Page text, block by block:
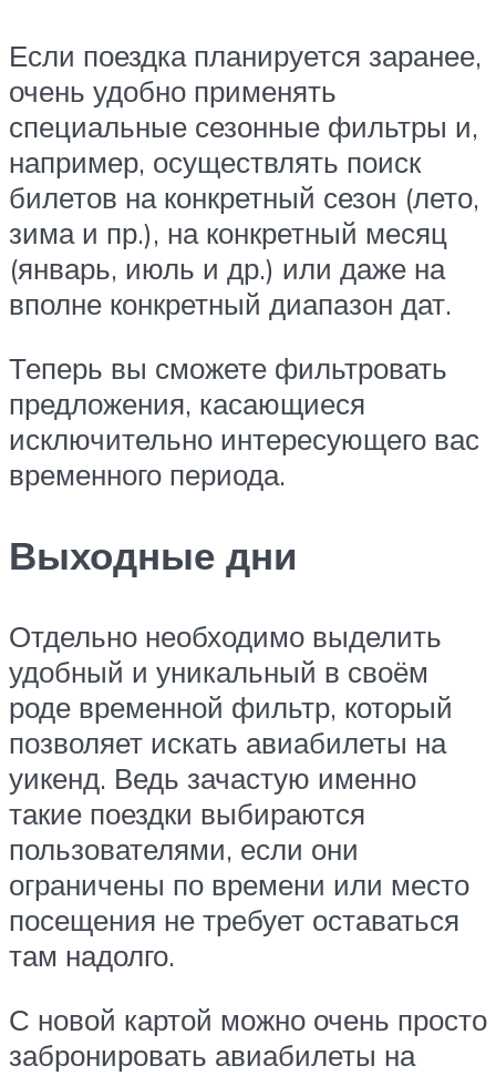
Если поездка планируется заранее,
очень удобно применять
специальные сезонные фильтры и,
например, осуществлять поиск
билетов на конкретный сезон (лето,
зима и пр.), на конкретный месяц
(январь, июль и др.) или даже на
вполне конкретный диапазон дат.
Теперь вы сможете фильтровать
предложения, касающиеся
исключительно интересующего вас
временного периода.
Выходные дни
Отдельно необходимо выделить
удобный и уникальный в своём
роде временной фильтр, который
позволяет искать авиабилеты на
уикенд. Ведь зачастую именно
такие поездки выбираются
пользователями, если они
ограничены по времени или место
посещения не требует оставаться
там надолго.
С новой картой можно очень просто
забронировать авиабилеты на